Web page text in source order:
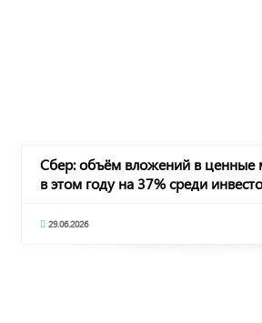
Сбер: объём вложений в ценные
в этом году на 37% среди
29.06.2026